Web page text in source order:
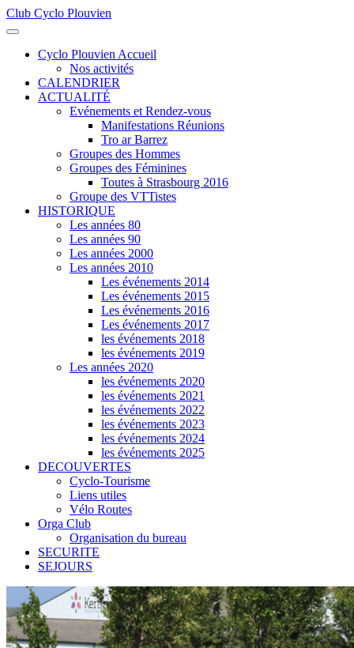
Club Cyclo Plouvien
Cyclo Plouvien Accueil
Nos activités
CALENDRIER
ACTUALITÉ
Evénements et Rendez-vous
Manifestations Réunions
Tro ar Barrez
Groupes des Hommes
Groupes des Féminines
Toutes à Strasbourg 2016
Groupe des VTTistes
HISTORIQUE
Les années 80
Les années 90
Les années 2000
Les années 2010
Les événements 2014
Les événements 2015
Les événements 2016
Les événements 2017
les événements 2018
les événements 2019
Les années 2020
les événements 2020
les événements 2021
les événements 2022
les événements 2023
les événements 2024
les événements 2025
DECOUVERTES
Cyclo-Tourisme
Liens utiles
Vélo Routes
Orga Club
Organisation du bureau
SECURITE
SEJOURS
précédente
précédent
suivante
suivant